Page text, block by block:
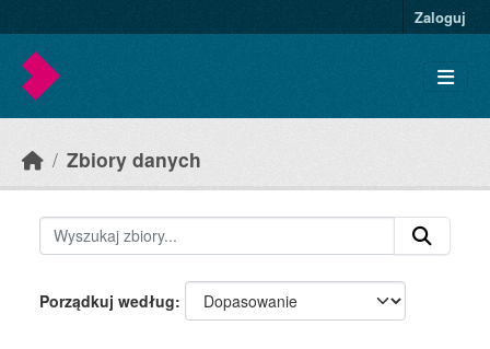
Zaloguj
Zbiory danych
Porządkuj według